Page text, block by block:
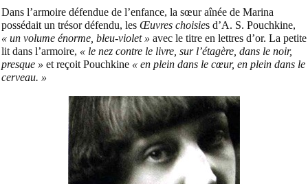
Dans l’armoire défendue de l’enfance, la sœur aînée de Marina
possédait un trésor défendu, les Œuvres choisies d’A. S. Pouchkine,
« un volume énorme, bleu-violet » avec le titre en lettres d’or. La petite
lit dans l’armoire, « le nez contre le livre, sur l’étagère, dans le noir,
presque » et reçoit Pouchkine « en plein dans le cœur, en plein dans le
cerveau. »